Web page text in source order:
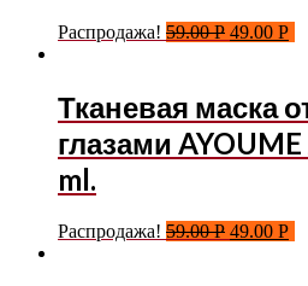
Распродажа! 59.00Р 49.00 Р
Тканевая маска
глазами
ml.
Распродажа! 59.00Р 49.00 Р